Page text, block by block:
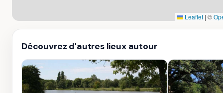
Leaflet | ©
Découvrez d'autres lieux autour